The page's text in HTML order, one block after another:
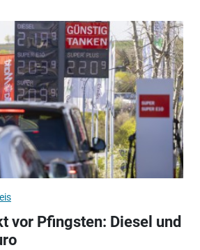
vor Pfingsten: Diesel und